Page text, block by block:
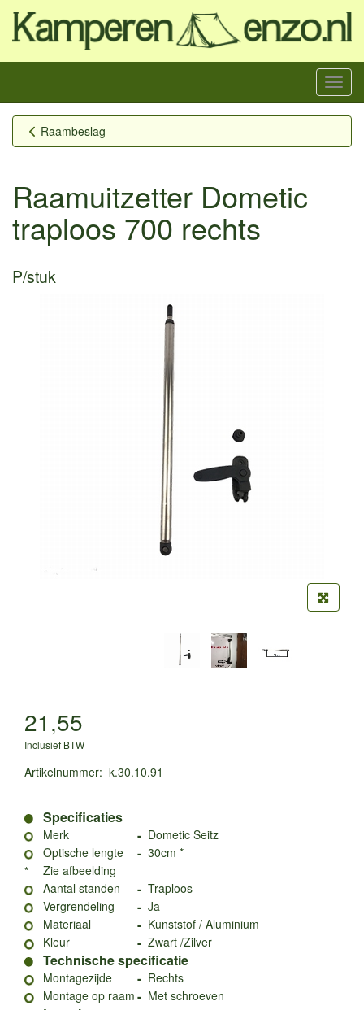
Menu
Raambeslag
Raamuitzetter Dometic
traploos 700 rechts
P/stuk
21,55
Inclusief BTW
Artikelnummer: k.30.10.91
Specificaties
Merk - Dometic Seitz
Optische lengte
- 30cm *
*
Zie afbeelding
Aantal standen
- Traploos
Vergrendeling
- Ja
Materiaal
- Kunststof / Aluminium
Kleur
- Zwart /Zilver
Technische specificatie
Montagezijde - Rechts
Montage op raam - Met schroeven